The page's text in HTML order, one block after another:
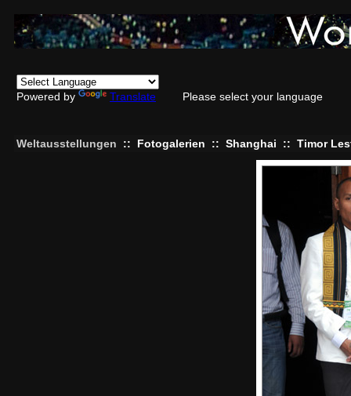
Powered by Translate Please select your language
Weltausstellungen :: Fotogalerien :: Shanghai :: Timor